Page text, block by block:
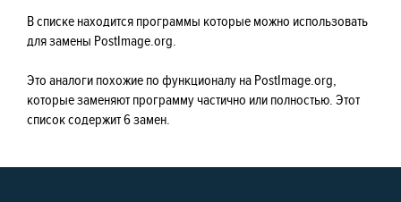
В списке находится программы которые можно использовать
для замены PostImage.org.
Это аналоги похожие по функционалу на PostImage.org,
которые заменяют программу частично или полностью. Этот
список содержит 6 замен.